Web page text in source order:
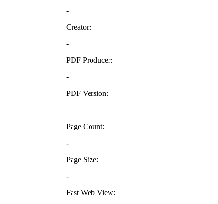
-
Creator:
-
PDF Producer:
-
PDF Version:
-
Page Count:
-
Page Size:
-
Fast Web View: